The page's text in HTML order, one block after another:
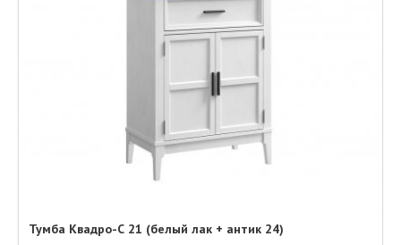
Тумба Квадро-С 21 (белый лак + антик 24)